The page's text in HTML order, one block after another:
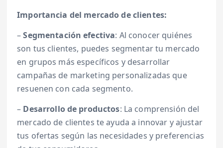
Importancia del mercado de clientes:
–Segmentación efectiva: Al conocer quiénes
son tus clientes, puedes segmentar tu mercado
en grupos más específicos y desarrollar
campañas de marketing personalizadas que
resuenen con cada segmento.
– Desarrollo de productos: La comprensión del
mercado de clientes te ayuda a innovar y ajustar
tus ofertas según las necesidades y preferencias